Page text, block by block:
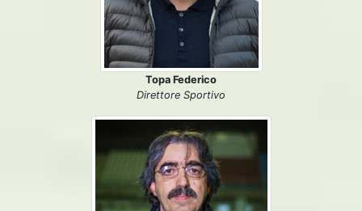
Topa Federico
Direttore Sportivo